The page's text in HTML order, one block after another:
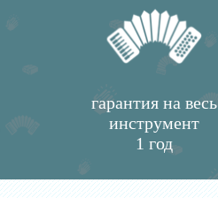
гарантия на весь
инструмент
1 год